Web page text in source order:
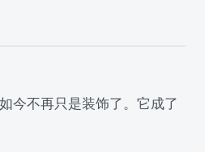
今不再只是装饰了。它成了